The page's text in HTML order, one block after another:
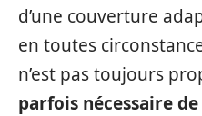
d’une couverture
en toutes
n’est pas toujours
parfois nécessaire